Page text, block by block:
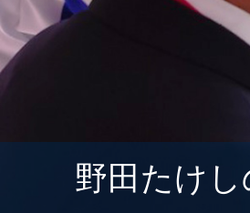
野田たけ